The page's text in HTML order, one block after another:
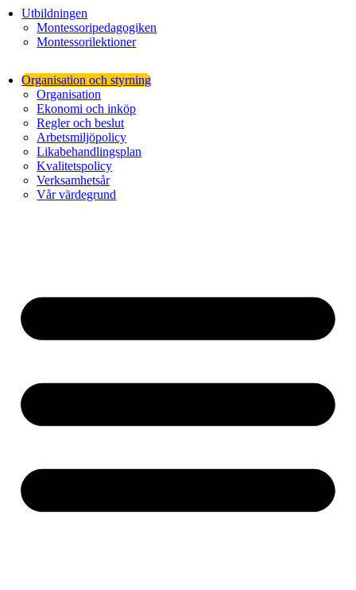
Utbildningen
Montessoripedagogiken
Montessorilektioner
Organisation och styrning
Organisation
Ekonomi och inköp
Regler och beslut
Arbetsmiljöpolicy
Likabehandlingsplan
Kvalitetspolicy
Verksamhetsår
Vår värdegrund